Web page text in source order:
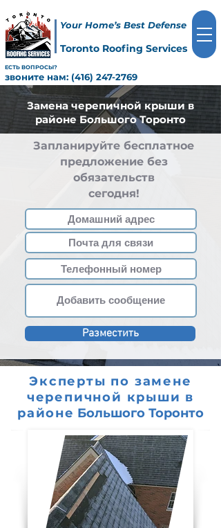
Toronto Roofing Services
звоните нам: (416) 247-2769
ЕСТЬ ВОПРОСЫ?
Your Home’s Best Defense
Замена черепичной крыши в
районе Большого Торонто
Запланируйте бесплатное
предложение без
обязательств
сегодня!
Разместить
Эксперты по замене
черепичной крыши в
районе Большого Торонто